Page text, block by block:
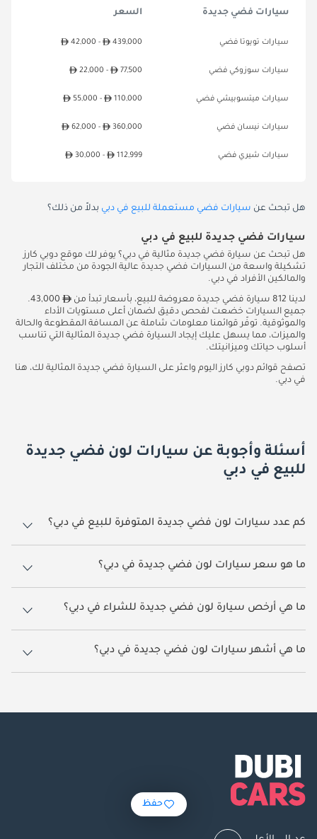
سيارات فضي جديدة السعر
سيارات تويوتا فضي 42,000 - 439,000
سيارات سوزوكي فضي 22,000 - 77,500
سيارات ميتسوبيشي فضي 55,000 - 110,000
سيارات نيسان فضي 62,000 - 360,000
سيارات شيري فضي 30,000 - 112,999
هل تبحث عن سيارات فضي مستعملة للبيع في دبي بدلاً من ذلك؟
سيارات فضي جديدة للبيع في دبي
هل تبحث عن سيارة فضي جديدة مثالية في دبي؟ يوفر لك موقع دوبي كارز
تشكيلة واسعة من السيارات فضي جديدة عالية الجودة من مختلف التجار
والمالكين الأفراد في دبي.
لدينا 812 سيارة فضي جديدة معروضة للبيع، بأسعار تبدأ من
43,000.
جميع السيارات خضعت لفحص دقيق لضمان أعلى مستويات الأداء
والموثوقية. توفّر قوائمنا معلومات شاملة عن المسافة المقطوعة والحالة
والميزات، مما يسهل عليك إيجاد السيارة فضي جديدة المثالية التي تناسب
أسلوب حياتك وميزانيتك.
تصفح قوائم دوبي كارز اليوم واعثر على السيارة فضي جديدة المثالية لك، هنا
في دبي.
أسئلة وأجوبة عن سيارات لون فضي جديدة
للبيع في دبي
كم عدد سيارات لون فضي جديدة المتوفرة للبيع في دبي؟
هناك 812 سيارة لون فضي جديدة متاحة للبيع في دبي.
ما هو سعر سيارات لون فضي جديدة في دبي؟
يبدأ سعر سيارات لون فضي في دبي من 43,000.
​​ما هي أرخص سيارة لون فضي جديدة للشراء في دبي؟
أرخص سيارة لون فضي بناءً على القوائم المتاحة حالياً هي سوزوكي ألتو.
ما هي أشهر سيارات لون فضي جديدة في دبي؟
أشهر سيارات لون فضي المتوفرة للبيع في دبي هي ميتسوبيشي L200, تويوتا
حفظ